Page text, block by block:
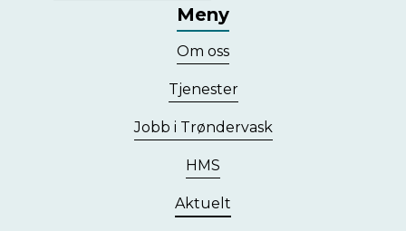
Meny
Om oss
Tjenester
Jobb i Trøndervask
HMS
Aktuelt